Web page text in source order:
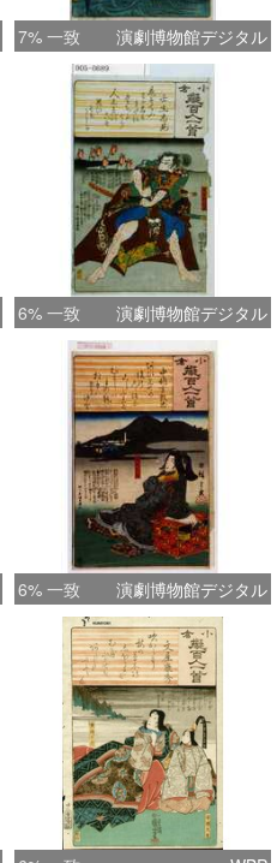
7% 一致 演劇博物館デジタル
6% 一致 演劇博物館デジタル
6% 一致 演劇博物館デジタル